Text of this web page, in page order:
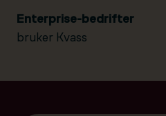
Enterprise-bedrifter
bruker Kvass